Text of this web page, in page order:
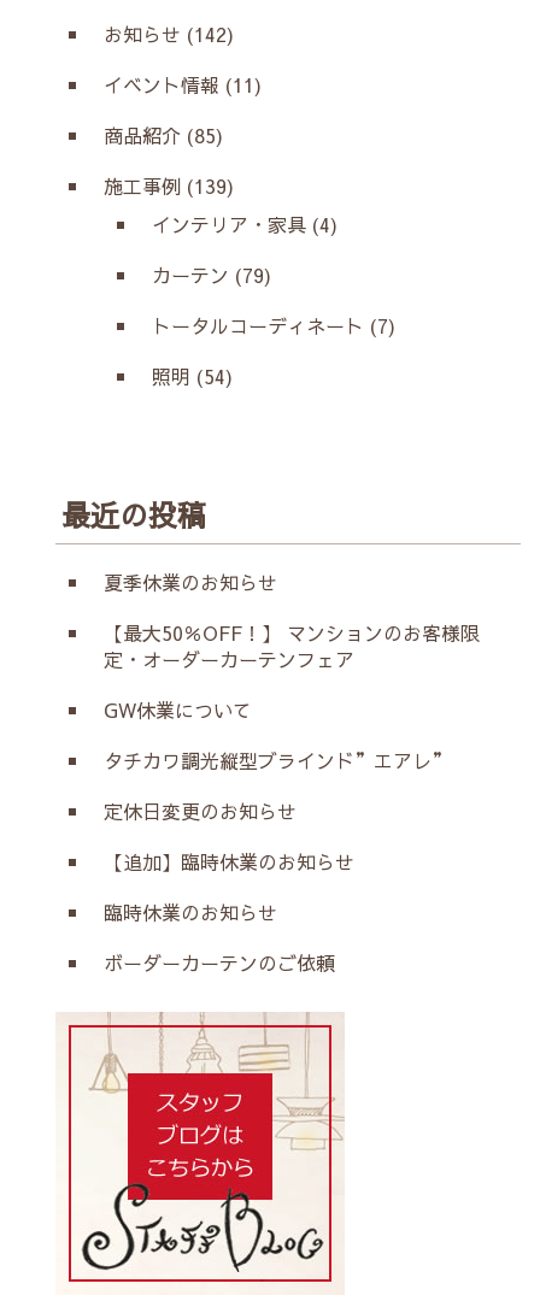
お知らせ (142)
イベント情報 (11)
商品紹介 (85)
施工事例 (139)
インテリア・家具 (4)
カーテン (79)
トータルコーディネート (7)
照明 (54)
最近の投稿
夏季休業のお知らせ
【最大50％OFF！】 マンションのお客様限
定・オーダーカーテンフェア
GW休業について
タチカワ調光縦型ブラインド”エアレ”
定休日変更のお知らせ
【追加】臨時休業のお知らせ
臨時休業のお知らせ
ボーダーカーテンのご依頼